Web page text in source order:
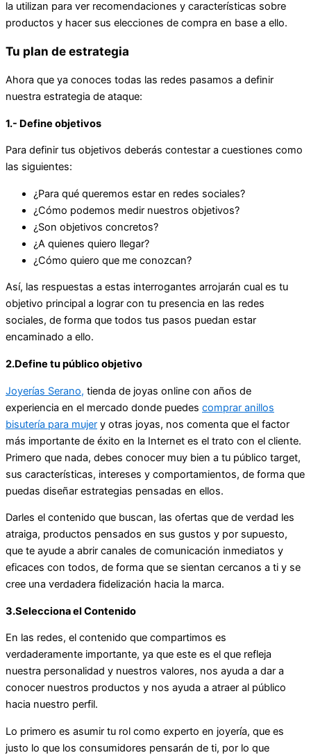
la utilizan para ver recomendaciones y características sobre
productos y hacer sus elecciones de compra en base a ello.
Tu plan de estrategia
Ahora que ya conoces todas las redes pasamos a definir
nuestra estrategia de ataque:
1.- Define objetivos
Para definir tus objetivos deberás contestar a cuestiones como
las siguientes:
¿Para qué queremos estar en redes sociales?
¿Cómo podemos medir nuestros objetivos?
¿Son objetivos concretos?
¿A quienes quiero llegar?
¿Cómo quiero que me conozcan?
Así, las respuestas a estas interrogantes arrojarán cual es tu
objetivo principal a lograr con tu presencia en las redes
sociales, de forma que todos tus pasos puedan estar
encaminado a ello.
2.Define tu público objetivo
Joyerías Serano, tienda de joyas online con años de
experiencia en el mercado donde puedes comprar anillos
bisutería para mujer y otras joyas, nos comenta que el factor
más importante de éxito en la Internet es el trato con el cliente.
Primero que nada, debes conocer muy bien a tu público target,
sus características, intereses y comportamientos, de forma que
puedas diseñar estrategias pensadas en ellos.
Darles el contenido que buscan, las ofertas que de verdad les
atraiga, productos pensados en sus gustos y por supuesto,
que te ayude a abrir canales de comunicación inmediatos y
eficaces con todos, de forma que se sientan cercanos a ti y se
cree una verdadera fidelización hacia la marca.
3.Selecciona el Contenido
En las redes, el contenido que compartimos es
verdaderamente importante, ya que este es el que refleja
nuestra personalidad y nuestros valores, nos ayuda a dar a
conocer nuestros productos y nos ayuda a atraer al público
hacia nuestro perfil.
Lo primero es asumir tu rol como experto en joyería, que es
justo lo que los consumidores pensarán de ti, por lo que